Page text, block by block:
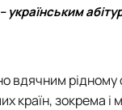
рідному
країн,